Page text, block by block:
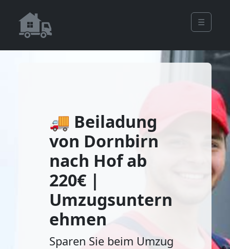
☰
🚚 Beiladung
von Dornbirn
nach Hof ab
220€ |
Umzugsuntern
ehmen
Sparen Sie beim Umzug